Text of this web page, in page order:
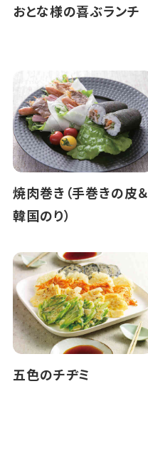
おとな様の喜ぶランチ
焼肉巻き（手巻きの皮＆
韓国のり）
五色のチヂミ